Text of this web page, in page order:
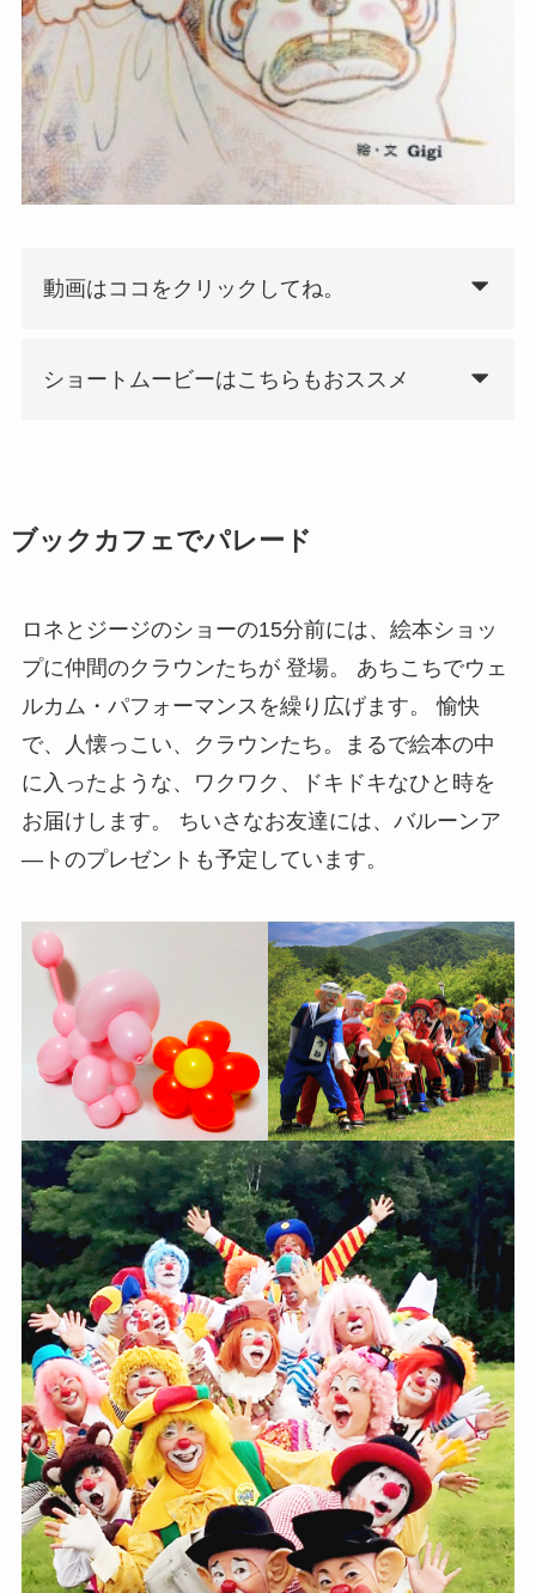
動画はココをクリックしてね。
ショートムービーはこちらもおススメ
ブックカフェでパレード
ロネとジージのショーの15分前には、絵本ショッ
プに仲間のクラウンたちが 登場。 あちこちでウェ
ルカム・パフォーマンスを繰り広げます。 愉快
で、人懐っこい、クラウンたち。まるで絵本の中
に入ったような、ワクワク、ドキドキなひと時を
お届けします。 ちいさなお友達には、バルーンア
―トのプレゼントも予定しています。